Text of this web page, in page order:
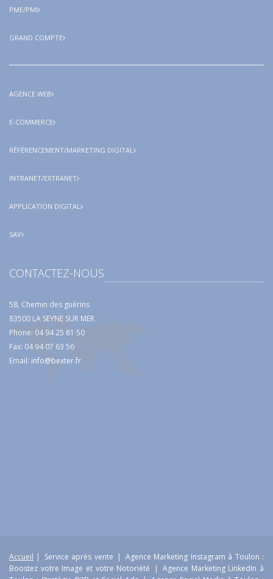
PME/PMI
GRAND COMPTE
AGENCE WEB
E-COMMERCE
RÉFÉRENCEMENT/MARKETING DIGITAL
INTRANET/EXTRANET
APPLICATION DIGITAL
SAV
CONTACTEZ-NOUS
58, Chemin des guérins
83500 LA SEYNE SUR MER
Phone: 04 94 25 81 50
Fax: 04 94 07 63 56
Email: info@bexter.fr
Accueil | Service après vente | Agence Marketing Instagram à Toulon :
Boostez votre Image et votre Notoriété
| Agence Marketing LinkedIn à